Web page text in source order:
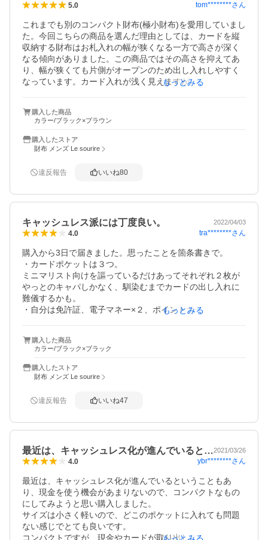
5.0 tom********さん
これまでも別のコンパクト財布(極小財布)を愛用していまし
た。今回こちらの商品を選んだ理由としては、カードを縦
収納する財布はお札入れの幅が狭くなる一方で高さが深く
なる傾向がありました。この商品ではその高さを抑えてあ
り、幅が狭くても片側がオープンのため出し入れしやすく
なっています。カード入れが浅く見えますが、取り出すと
ださい。視認性の良いボックス小銭入れは構造上厚みが出
るので、コンパクト財布ですが厚みはあまり薄くはなりま
せん。小銭とお札、免許証、保険証、クレジットカード、
キャッシュカードを入れています。仕事着の胸ポケットに
ンとブルーで迷いましたが、落ち着いたブラウンを選びま
もっとみる
購入した商品
カラー/ブラック×ブラウン
購入したストア
財布 メンズ Le sourire
違反報告 いいね80
キャッシュレス派には丁度良い。 2022/04/03
4.0 tra********さん
購入から3日で届きました。思ったことを箇条書きで。
・カードポケットは３つ。
ミニマリスト向けを謳っているだけあってそれぞれ２枚が
やっとのキャパしかなく、馴染むまでカードの出し入れに
難儀するかも。
・自分は免許証、電子マネー×２、ポイントカード×3を最低
・現金入れは出し入れしやすいですが、一万円札がギリギ
リ入るサイズがミニマリスト向け所以なんでしょうか。
・耐久性については様子見ですが、小銭入れのボタンがど
のくらい強度が気になるところ。
敢えて要望が通してもらえるなら、お札入れの仕切りがあ
ないかなと。
もっとみる
購入した商品
カラー/ブラック×ブラック
購入したストア
財布 メンズ Le sourire
違反報告 いいね47
最近は、キャッシュレス化が進んでいると…2021/03/26
4.0 ybr********さん
最近は、キャッシュレス化が進んでいるということもあ
り、現金を使う機会があまりないので、コンパクトなもの
にしてみようと思い購入しました。
サイズは小さく軽いので、どこのポケットに入れても問題
ない感じでとても良いです。
コンパクトですが、現金やカードが取り出しにくい感じは